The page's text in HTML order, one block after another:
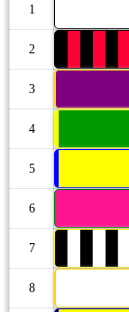
1
2
3
4
5
6
7
8